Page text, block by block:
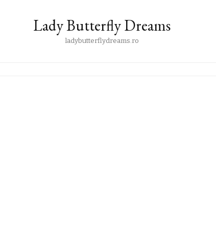
Lady Butterfly Dreams
ladybutterflydreams.ro